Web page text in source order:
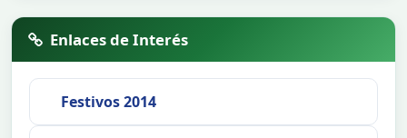
Enlaces de Interés
Festivos 2014